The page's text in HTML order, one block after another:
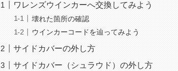
ワレンズウインカーへ交換してみよう
壊れた箇所の確認
ウインカーコードを辿ってみよう
サイドカバーの外し方
サイドカバー（シュラウド）の外し方